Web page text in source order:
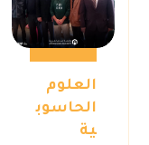
العلوم
الحاسوب
ية